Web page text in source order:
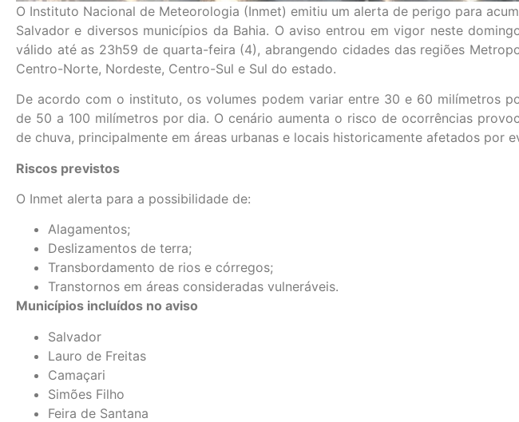
O Instituto Nacional de Meteorologia (Inmet) emitiu um alerta de perigo para
Salvador e diversos municípios da Bahia. O aviso entrou em vigor neste
válido até as 23h59 de quarta-feira (4), abrangendo cidades das regiões
Centro-Norte, Nordeste, Centro-Sul e Sul do estado.
De acordo com o instituto, os volumes podem variar entre 30 e 60 milímetros
de 50 a 100 milímetros por dia. O cenário aumenta o risco de ocorrências
de chuva, principalmente em áreas urbanas e locais historicamente afetados por
Riscos previstos
O Inmet alerta para a possibilidade de:
Alagamentos;
Deslizamentos de terra;
Transbordamento de rios e córregos;
Transtornos em áreas consideradas vulneráveis.
Municípios incluídos no aviso
Salvador
Lauro de Freitas
Camaçari
Simões Filho
Feira de Santana